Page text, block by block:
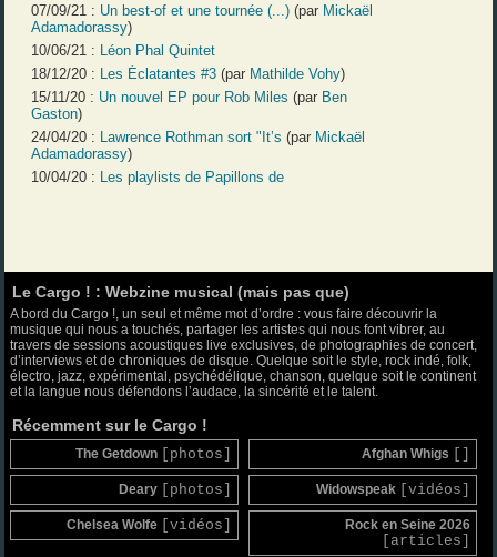
07/09/21 : Un best-of et une tournée (...) (par Mickaël
Adamadorassy)
10/06/21 :
Léon Phal Quintet
18/12/20 :
Les Éclatantes #3 (par Mathilde Vohy)
15/11/20 : Un nouvel EP pour Rob Miles (par Ben
Gaston)
24/04/20 :
Lawrence Rothman sort "It’s (par Mickaël
Adamadorassy)
10/04/20 :
Les playlists de Papillons de
Le Cargo ! : Webzine musical (mais pas que)
A bord du Cargo !, un seul et même mot d’ordre : vous faire découvrir la
musique qui nous a touchés, partager les artistes qui nous font vibrer, au
travers de sessions acoustiques live exclusives, de photographies de concert,
d’interviews et de chroniques de disque. Quelque soit le style, rock indé, folk,
électro, jazz, expérimental, psychédélique, chanson, quelque soit le continent
et la langue nous défendons l’audace, la sincérité et le talent.
Récemment sur le Cargo !
The Getdown [photos] Afghan Whigs
Deary [photos] Widowspeak [vidéos]
Chelsea Wolfe [vidéos] Rock en Seine 2026
[articles]